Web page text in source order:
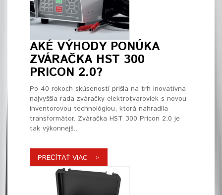
AKÉ VÝHODY PONÚKA
ZVÁRAČKA HST 300
PRICON 2.0?
Po 40 rokoch skúseností prišla na trh inovatívna
najvyššia rada zváračky elektrotvaroviek s novou
inventorovou technológiou, ktorá nahradila
transformátor. Zváračka HST 300 Pricon 2.0 je
tak výkonnejš..
PREČÍTAŤ VIAC